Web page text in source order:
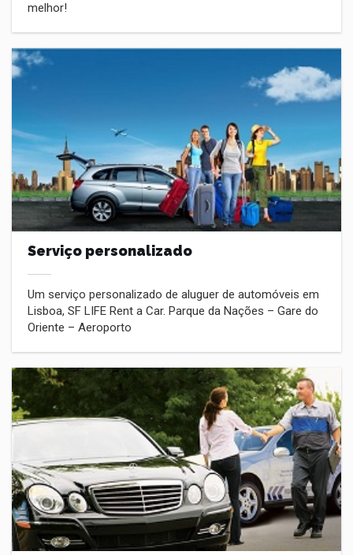
melhor!
Serviço personalizado
Um serviço personalizado de aluguer de automóveis em
Lisboa, SF LIFE Rent a Car. Parque da Nações – Gare do
Oriente – Aeroporto